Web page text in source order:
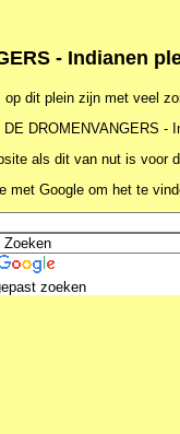
- Indianen
dit plein zijn met veel
DROMENVANGERS -
als dit van nut is voor
met Google om het te
zoeken